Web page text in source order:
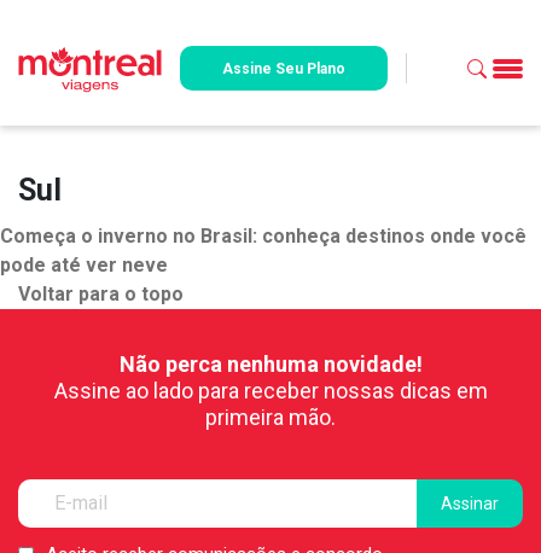
Assine Seu Plano
Sul
Começa o inverno no Brasil: conheça destinos onde você
pode até ver neve
Voltar para o topo
Não perca nenhuma novidade!
Assine ao lado para receber nossas dicas em
primeira mão.